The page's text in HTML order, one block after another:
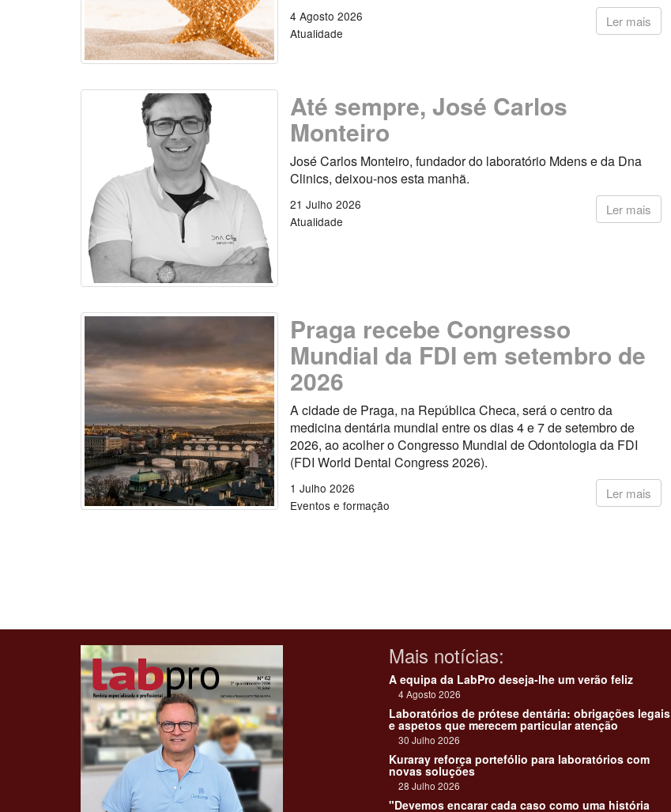
Ler mais
4 Agosto 2026
Atualidade
Até sempre, José Carlos
Monteiro
José Carlos Monteiro, fundador do laboratório Mdens e da Dna
Clinics, deixou-nos esta manhã.
Ler mais
21 Julho 2026
Atualidade
Praga recebe Congresso
Mundial da FDI em setembro de
2026
A cidade de Praga, na República Checa, será o centro da
medicina dentária mundial entre os dias 4 e 7 de setembro de
2026, ao acolher o Congresso Mundial de Odontologia da FDI
(FDI World Dental Congress 2026).
Ler mais
1 Julho 2026
Eventos e formação
Clique para ler
Mais notícias:
A equipa da LabPro deseja-lhe um verão feliz
4 Agosto 2026
Laboratórios de prótese dentária: obrigações legais
e aspetos que merecem particular atenção
30 Julho 2026
Kuraray reforça portefólio para laboratórios com
novas soluções
28 Julho 2026
"Devemos encarar cada caso como uma história